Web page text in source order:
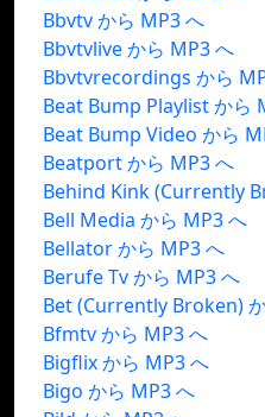
Bbvtv から MP3 へ
Bbvtvlive から MP3 へ
Bbvtvrecordings から
Beat Bump Playlist から
Beat Bump Video から
Beatport から MP3 へ
Behind Kink (Currently
Bell Media から MP3 へ
Bellator から MP3 へ
Berufe Tv から MP3 へ
Bet (Currently Broken)
Bfmtv から MP3 へ
Bigflix から MP3 へ
Bigo から MP3 へ